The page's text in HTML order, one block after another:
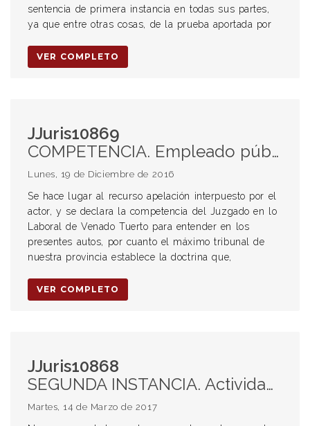
sentencia de primera instancia en todas sus partes,
ya que entre otras cosas, de la prueba aportada por
VER COMPLETO
JJuris10869
COMPETENCIA. Empleado público. Tutela sindical.
Lunes, 19 de Diciembre de 2016
Se hace lugar al recurso apelación interpuesto por el
actor, y se declara la competencia del Juzgado en lo
Laboral de Venado Tuerto para entender en los
presentes autos, por cuanto el máximo tribunal de
nuestra provincia establece la doctrina que,
VER COMPLETO
JJuris10868
SEGUNDA INSTANCIA. Actividad Probatoria. Características
Martes, 14 de Marzo de 2017